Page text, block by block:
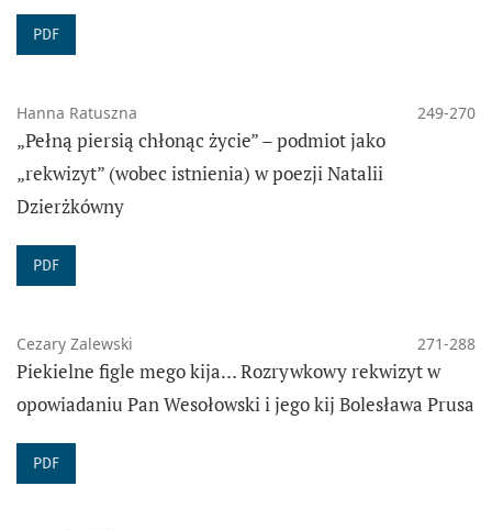
PDF
Hanna Ratuszna 249-270
„Pełną piersią chłonąc życie” – podmiot jako
„rekwizyt” (wobec istnienia) w poezji Natalii
Dzierżkówny
PDF
Cezary Zalewski 271-288
Piekielne figle mego kija… Rozrywkowy rekwizyt w
opowiadaniu Pan Wesołowski i jego kij Bolesława Prusa
PDF